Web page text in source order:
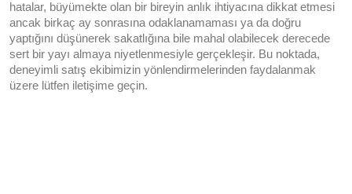
hatalar, büyümekte olan bir bireyin anlık ihtiyacına dikkat etmesi
ancak birkaç ay sonrasına odaklanamaması ya da doğru
yaptığını düşünerek sakatlığına bile mahal olabilecek derecede
sert bir yayı almaya niyetlenmesiyle gerçekleşir. Bu noktada,
deneyimli satış ekibimizin yönlendirmelerinden faydalanmak
üzere lütfen iletişime geçin.